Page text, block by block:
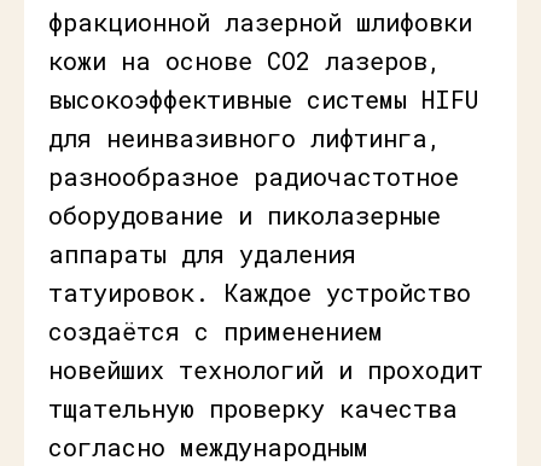
фракционной лазерной шлифовки
кожи на основе СО2 лазеров,
высокоэффективные системы HIFU
для неинвазивного лифтинга,
разнообразное радиочастотное
оборудование и пиколазерные
аппараты для удаления
татуировок. Каждое устройство
создаётся с применением
новейших технологий и проходит
тщательную проверку качества
согласно международным